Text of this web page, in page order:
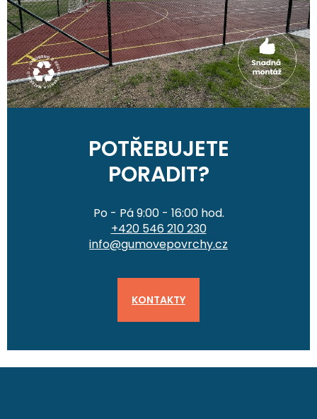
POTŘEBUJETE
PORADIT?
Po - Pá 9:00 - 16:00 hod.
+420 546 210 230
info@gumovepovrchy.cz
KONTAKTY
Z